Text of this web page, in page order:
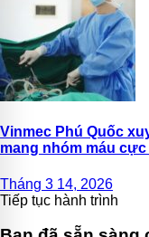
Vinmec Phú Quốc
mang nhóm máu cực
Tháng 3 14, 2026
Tiếp tục hành trình